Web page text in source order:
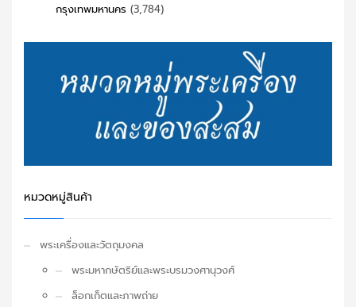
กรุงเทพมหานคร (3,784)
หมวดหมู่สินค้า
พระเครื่องและวัตถุมงคล
พระมหากษัตริย์และพระบรมวงศานุวงศ์
ล็อกเก็ตและภาพถ่าย